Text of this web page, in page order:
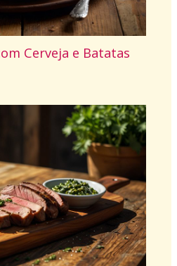
Cerveja e Batatas